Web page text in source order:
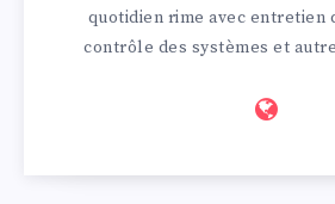
quotidien rime avec entretien
contrôle des systèmes et